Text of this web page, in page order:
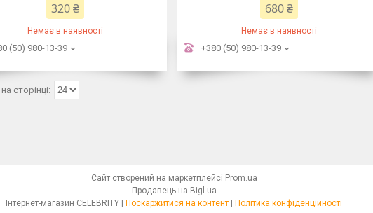
320 ₴
Немає в наявності
(50) 980-13-39
680 ₴
Немає в наявності
+380 (50) 980-13-39
Сайт створений на маркетплейсі Prom.ua
Продавець на Bigl.ua
Поскаржитися на контент Політика конфіденційності